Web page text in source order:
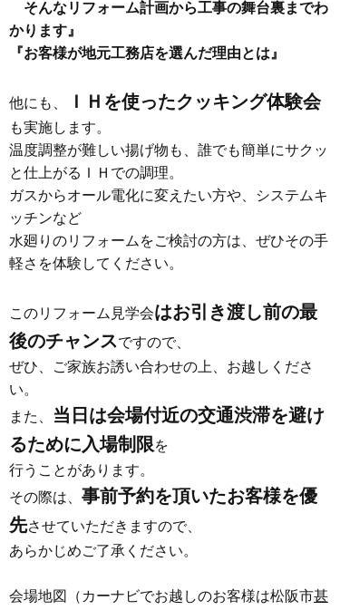
そんなリフォーム計画から工事の舞台裏までわ
かります』
『お客様が地元工務店を選んだ理由とは』
他にも、 ＩＨを使ったクッキング体験会
も実施します。
温度調整が難しい揚げ物も、誰でも簡単にサクッ
と仕上がるＩＨでの調理。
ガスからオール電化に変えたい方や、システムキ
ッチンなど
水廻りのリフォームをご検討の方は、ぜひその手
軽さを体験してください。
このリフォーム見学会はお引き渡し前の最
後のチャンスですので、
ぜひ、ご家族お誘い合わせの上、お越しくださ
い。
また、
当日は会場付近の交通渋滞を避け
るために入場制限を
行うことがあります。
その際は、 事前予約を頂いたお客様を優
先させていただきますので、
あらかじめご了承ください。
会場地図（カーナビでお越しのお客様は松阪市甚